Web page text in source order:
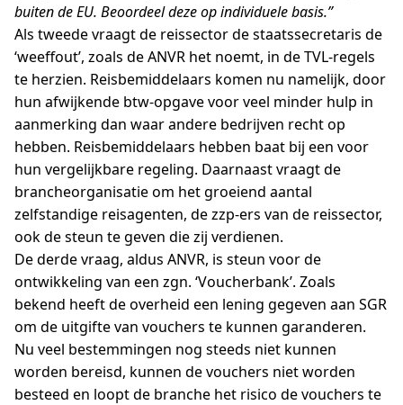
buiten de EU. Beoordeel deze op individuele basis.”
Als tweede vraagt de reissector de staatssecretaris de
‘weeffout’, zoals de ANVR het noemt, in de TVL-regels
te herzien. Reisbemiddelaars komen nu namelijk, door
hun afwijkende btw-opgave voor veel minder hulp in
aanmerking dan waar andere bedrijven recht op
hebben. Reisbemiddelaars hebben baat bij een voor
hun vergelijkbare regeling. Daarnaast vraagt de
brancheorganisatie om het groeiend aantal
zelfstandige reisagenten, de zzp-ers van de reissector,
ook de steun te geven die zij verdienen.
De derde vraag, aldus ANVR, is steun voor de
ontwikkeling van een zgn. ‘Voucherbank’. Zoals
bekend heeft de overheid een lening gegeven aan SGR
om de uitgifte van vouchers te kunnen garanderen.
Nu veel bestemmingen nog steeds niet kunnen
worden bereisd, kunnen de vouchers niet worden
besteed en loopt de branche het risico de vouchers te